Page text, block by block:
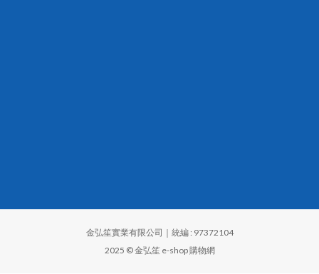
金弘笙實業有限公司｜統編 : 97372104
2025 © 金弘笙 e-shop 購物網